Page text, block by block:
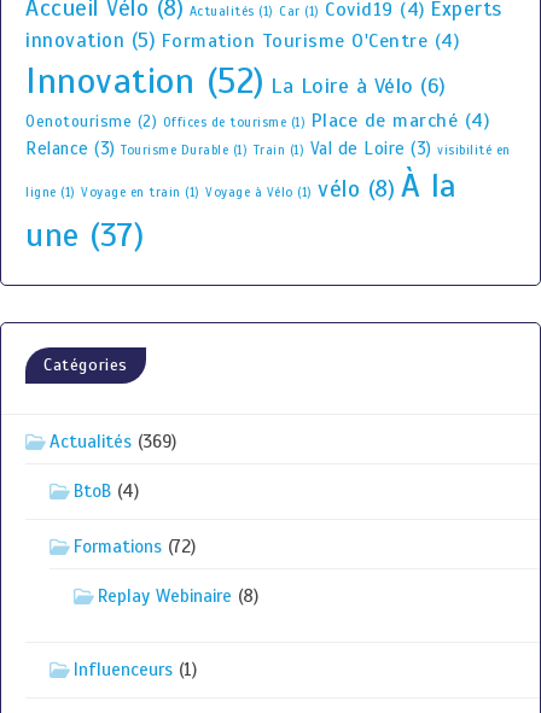
Accueil Vélo (8) Actualités (1) Car (1) Covid19 (4) Experts
innovation (5) Formation Tourisme O'Centre (4)
Innovation (52) La Loire à Vélo (6)
Oenotourisme (2) Offices de tourisme (1) Place de marché (4)
Relance (3) Tourisme Durable (1) Train (1) Val de Loire (3) visibilité en
ligne (1) Voyage en train (1) Voyage à Vélo (1) vélo (8) À la
une (37)
Catégories
Actualités (369)
BtoB (4)
Formations (72)
Replay Webinaire (8)
Influenceurs (1)